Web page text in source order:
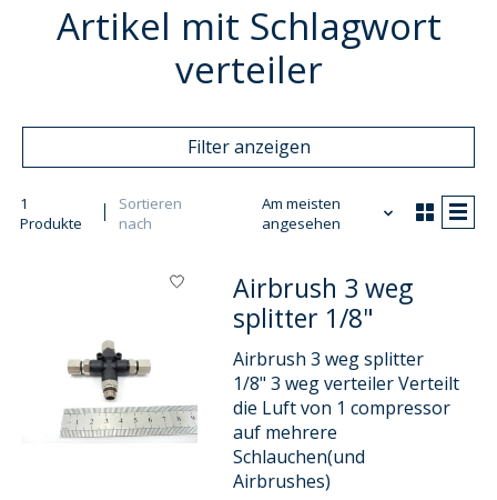
Artikel mit Schlagwort
verteiler
Filter anzeigen
1
Produkte
Sortieren
nach
Am meisten
angesehen
Airbrush 3 weg
splitter 1/8"
Airbrush 3 weg splitter
1/8" 3 weg verteiler Verteilt
die Luft von 1 compressor
auf mehrere
Schlauchen(und
Airbrushes)